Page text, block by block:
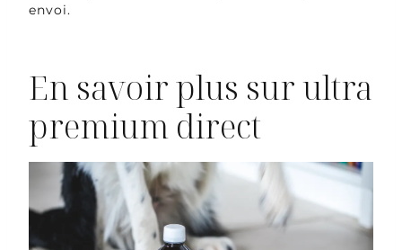
envoi.
En savoir plus sur ultra
premium direct